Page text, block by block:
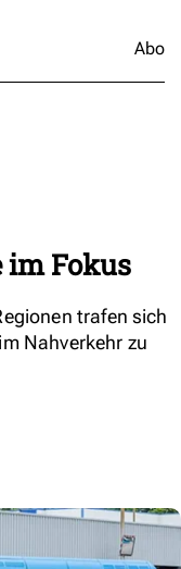
Abo
im Fokus
trafen sich
Nahverkehr zu